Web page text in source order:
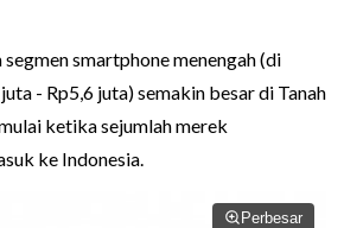
smartphone menengah (di
- Rp5,6 juta) semakin besar di Tanah
ketika sejumlah merek
ke Indonesia.
Perbesar